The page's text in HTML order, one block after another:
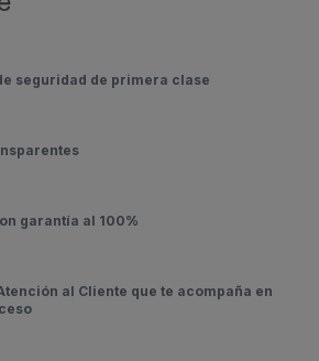
seguridad de primera clase
garantía al 100%
al Cliente que te acompaña en